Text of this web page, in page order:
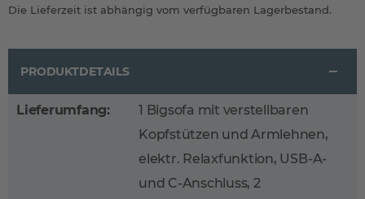
Die Lieferzeit ist abhängig vom verfügbaren Lagerbestand.
PRODUKTDETAILS
Lieferumfang:
1 Bigsofa mit verstellbaren
Kopfstützen und Armlehnen,
elektr. Relaxfunktion, USB-A-
und C-Anschluss, 2